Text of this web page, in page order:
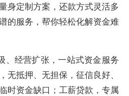
身定制方案，还款方式灵活多
的服务，帮你轻松化解资金难
、经营扩张，一站式资金服务
无抵押、无担保，征信良好、
时资金缺口；工薪贷款，专属